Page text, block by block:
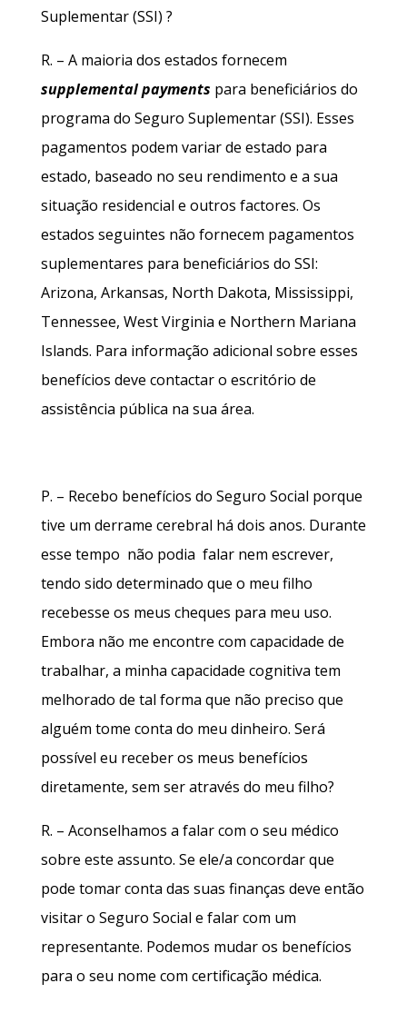
Suplementar (SSI) ?
R. – A maioria dos estados fornecem
supplemental payments para beneficiários do
programa do Seguro Suplementar (SSI). Esses
pagamentos podem variar de estado para
estado, baseado no seu rendimento e a sua
situação residencial e outros factores. Os
estados seguintes não fornecem pagamentos
suplementares para beneficiários do SSI:
Arizona, Arkansas, North Dakota, Mississippi,
Tennessee, West Virginia e Northern Mariana
Islands. Para informação adicional sobre esses
benefícios deve contactar o escritório de
assistência pública na sua área.
P. – Recebo benefícios do Seguro Social porque
tive um derrame cerebral há dois anos. Durante
esse tempo não podia falar nem escrever,
tendo sido determinado que o meu filho
recebesse os meus cheques para meu uso.
Embora não me encontre com capacidade de
trabalhar, a minha capacidade cognitiva tem
melhorado de tal forma que não preciso que
alguém tome conta do meu dinheiro. Será
possível eu receber os meus benefícios
diretamente, sem ser através do meu filho?
R. – Aconselhamos a falar com o seu médico
sobre este assunto. Se ele/a concordar que
pode tomar conta das suas finanças deve então
visitar o Seguro Social e falar com um
representante. Podemos mudar os benefícios
para o seu nome com certificação médica.